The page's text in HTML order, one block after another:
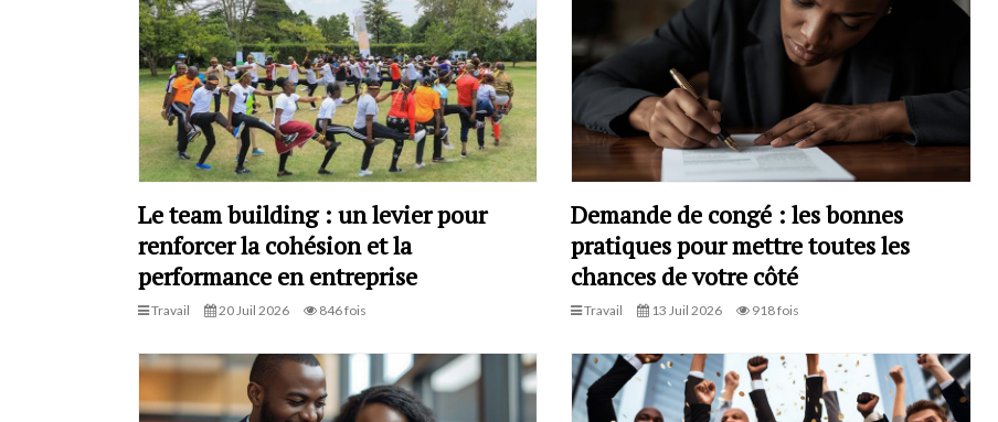
Le team building : un levier pour
renforcer la cohésion et la
performance en entreprise
Travail 20 Juil 2026 846 fois
Demande de congé : les bonnes
pratiques pour mettre toutes les
chances de votre côté
Travail 13 Juil 2026 918 fois